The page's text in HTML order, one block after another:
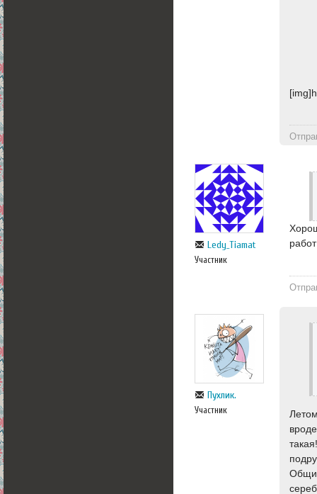
Ledy_Tiamat
Участник
Пухлик.
Участник